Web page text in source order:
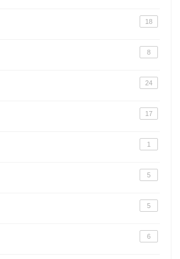
18
8
24
17
1
5
5
6